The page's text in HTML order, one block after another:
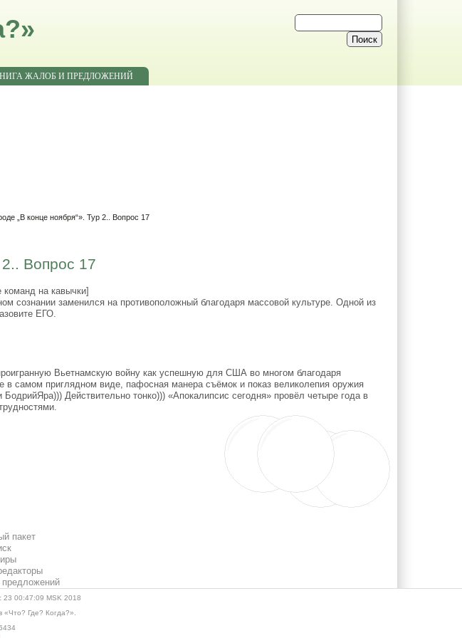
ЖАЛОБ И ПРЕДЛОЖЕНИЙ
„В конце ноября“». Тур 2.. Вопрос 17
Вопрос 17
команд на кавычки]
сознании заменился на противоположный благодаря массовой культуре. Одной из
ЕГО.
Вьетнамскую войну как успешную для США во многом благодаря
самом приглядном виде, пафосная манера съёмок и показ великолепия оружия
Действительно тонко))) «Апокалипсис сегодня» провёл четыре года в
пакет
предложений
23 00:47:09 MSK 2018
«Что? Где? Когда?».